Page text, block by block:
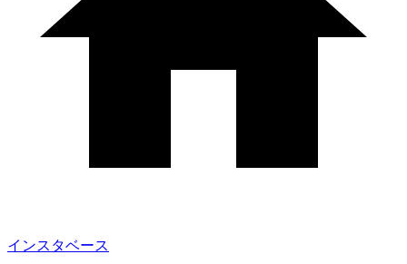
インスタベース